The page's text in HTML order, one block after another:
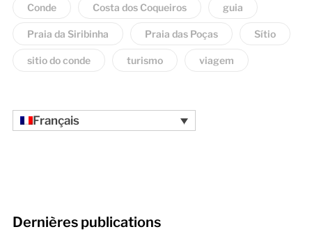
Conde Costa dos Coqueiros guia
Praia da Siribinha Praia das Poças Sítio
sitio do conde turismo viagem
Français
Dernières publications